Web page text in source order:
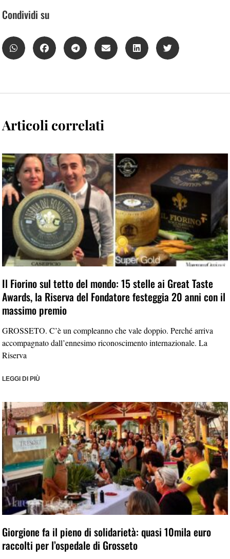
Condividi su
Articoli correlati
Il Fiorino sul tetto del mondo: 15 stelle ai Great Taste
Awards, la Riserva del Fondatore festeggia 20 anni con il
massimo premio
GROSSETO. C’è un compleanno che vale doppio. Perché arriva
accompagnato dall’ennesimo riconoscimento internazionale. La
Riserva
LEGGI DI PIÙ
Giorgione fa il pieno di solidarietà: quasi 10mila euro
raccolti per l’ospedale di Grosseto